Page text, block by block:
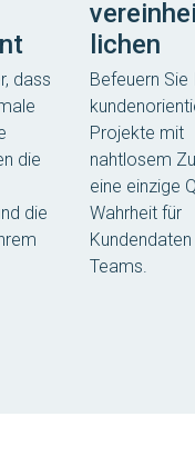
dass
die
die
lichen
Befeuern Sie
Projekte mit
nahtlosem
eine einzige
Wahrheit für
Kundendaten
Teams.